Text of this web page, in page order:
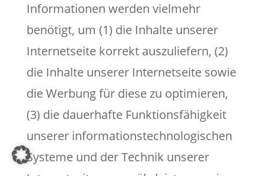
Informationen werden vielmehr
benötigt, um (1) die Inhalte unserer
Internetseite korrekt auszuliefern, (2)
die Inhalte unserer Internetseite sowie
die Werbung für diese zu optimieren,
(3) die dauerhafte Funktionsfähigkeit
unserer informationstechnologischen
Systeme und der Technik unserer